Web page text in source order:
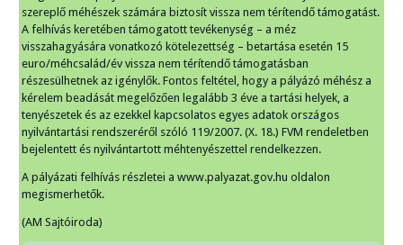
szereplő méhészek számára biztosít vissza nem térítendő támogatást.
A felhívás keretében támogatott tevékenység – a méz
visszahagyására vonatkozó kötelezettség – betartása esetén 15
euro/méhcsalád/év vissza nem térítendő támogatásban
részesülhetnek az igénylők. Fontos feltétel, hogy a pályázó méhész a
kérelem beadását megelőzően legalább 3 éve a tartási helyek, a
tenyészetek és az ezekkel kapcsolatos egyes adatok országos
nyilvántartási rendszeréről szóló 119/2007. (X. 18.) FVM rendeletben
bejelentett és nyilvántartott méhtenyészettel rendelkezzen.
A pályázati felhívás részletei a www.palyazat.gov.hu oldalon
megismerhetők.
(AM Sajtóiroda)